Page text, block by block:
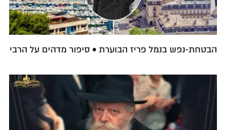
הבטחת-נפש בנמל פריז הבוערת • סיפור מדהים על הרבי